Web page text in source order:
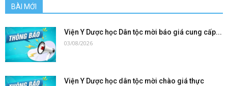
BÀI MỚI
Viện Y Dược học Dân tộc mời báo giá cung cấp...
03/08/2026
Viện Y Dược học dân tộc mời chào giá thực